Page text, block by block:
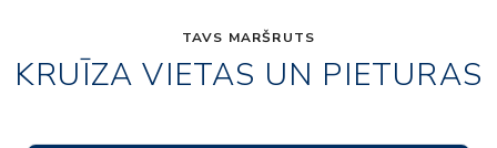
TAVS MARŠRUTS
KRUĪZA VIETAS UN PIETURAS